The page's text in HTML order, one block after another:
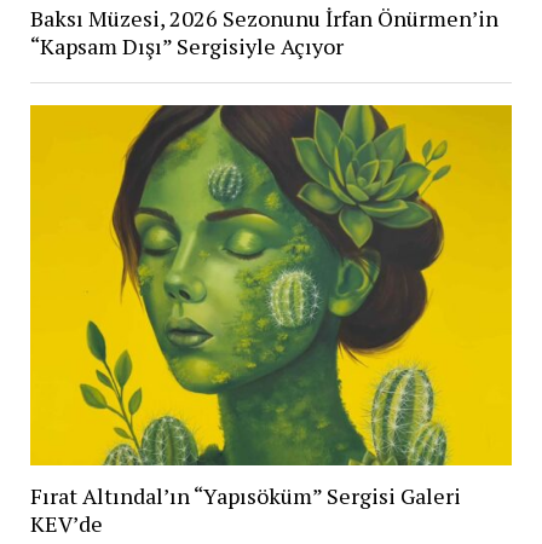
Baksı Müzesi, 2026 Sezonunu İrfan Önürmen’in
“Kapsam Dışı” Sergisiyle Açıyor
Fırat Altındal’ın “Yapısöküm” Sergisi Galeri
KEV’de